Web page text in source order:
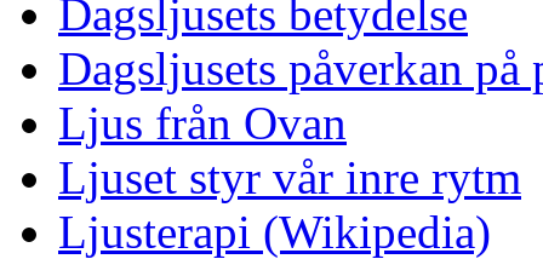
Dagsljusets betydelse
Dagsljusets påverkan på
Ljus från Ovan
Ljuset styr vår inre rytm
Ljusterapi (Wikipedia)